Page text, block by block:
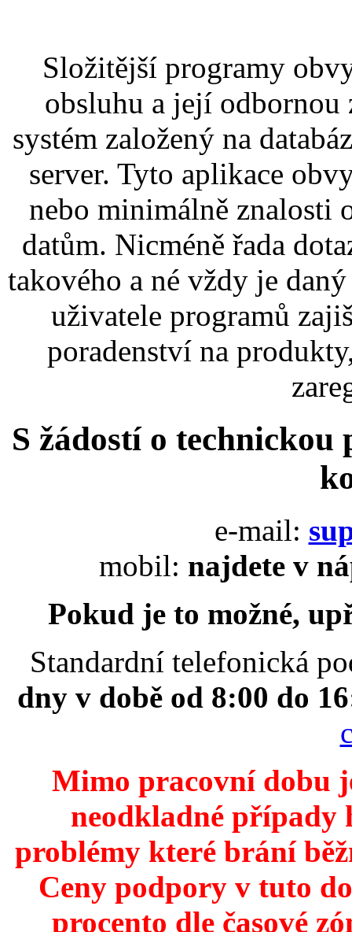
Složitější programy
obsluhu a její
systém založený na
server. Tyto aplikace
nebo minimálně znalosti
datům. Nicméně řada
takového a né vždy je
uživatele programů
poradenství na
S žádostí o
e-mail:
mobil: najdete v
Pokud je to možné,
Standardní telefonická
dny v době od 8:00 do
Mimo pracovní dobu
neodkladné
problémy které brání
Ceny podpory v tuto
procento dle časové